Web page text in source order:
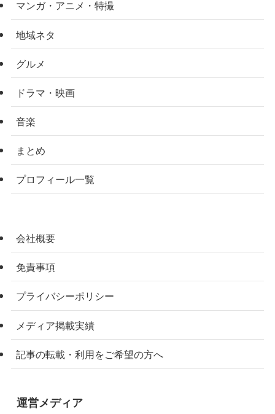
マンガ・アニメ・特撮
地域ネタ
グルメ
ドラマ・映画
音楽
まとめ
プロフィール一覧
会社概要
免責事項
プライバシーポリシー
メディア掲載実績
記事の転載・利用をご希望の方へ
運営メディア